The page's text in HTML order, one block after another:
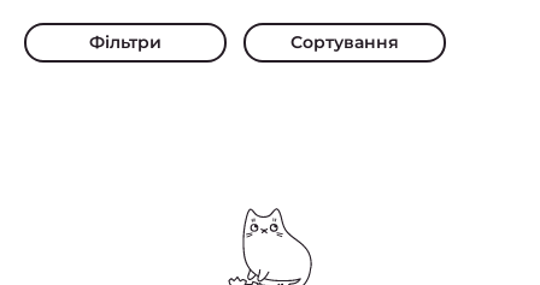
Фільтри Сортування